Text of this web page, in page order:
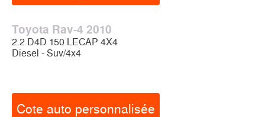
Toyota Rav-4 2010
2.2 D4D 150 LECAP 4X4
Diesel - Suv/4x4
Cote auto personnalisée